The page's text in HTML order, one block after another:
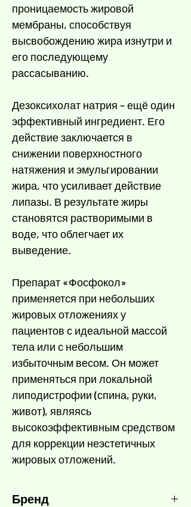
проницаемость жировой
мембраны, способствуя
высвобождению жира изнутри и
его последующему
рассасыванию.
Дезоксихолат натрия – ещё один
эффективный ингредиент. Его
действие заключается в
снижении поверхностного
натяжения и эмульгировании
жира, что усиливает действие
липазы. В результате жиры
становятся растворимыми в
воде, что облегчает их
выведение.
Препарат «Фосфокол»
применяется при небольших
жировых отложениях у
пациентов с идеальной массой
тела или с небольшим
избыточным весом. Он может
применяться при локальной
липодистрофии (спина, руки,
живот), являясь
высокоэффективным средством
для коррекции неэстетичных
жировых отложений.
Бренд